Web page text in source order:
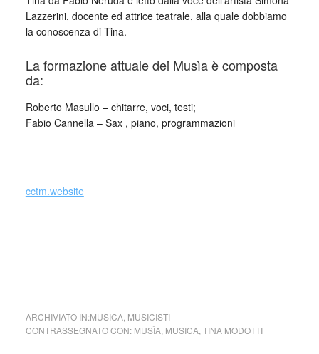
Lazzerini, docente ed attrice teatrale, alla quale dobbiamo
la conoscenza di Tina.
La formazione attuale dei Musìa è composta
da:
Roberto Masullo – chitarre, voci, testi;
Fabio Cannella – Sax , piano, programmazioni
cctm.website
ARCHIVIATO IN:MUSICA, MUSICISTI
CONTRASSEGNATO CON: MUSÌA, MUSICA, TINA MODOTTI